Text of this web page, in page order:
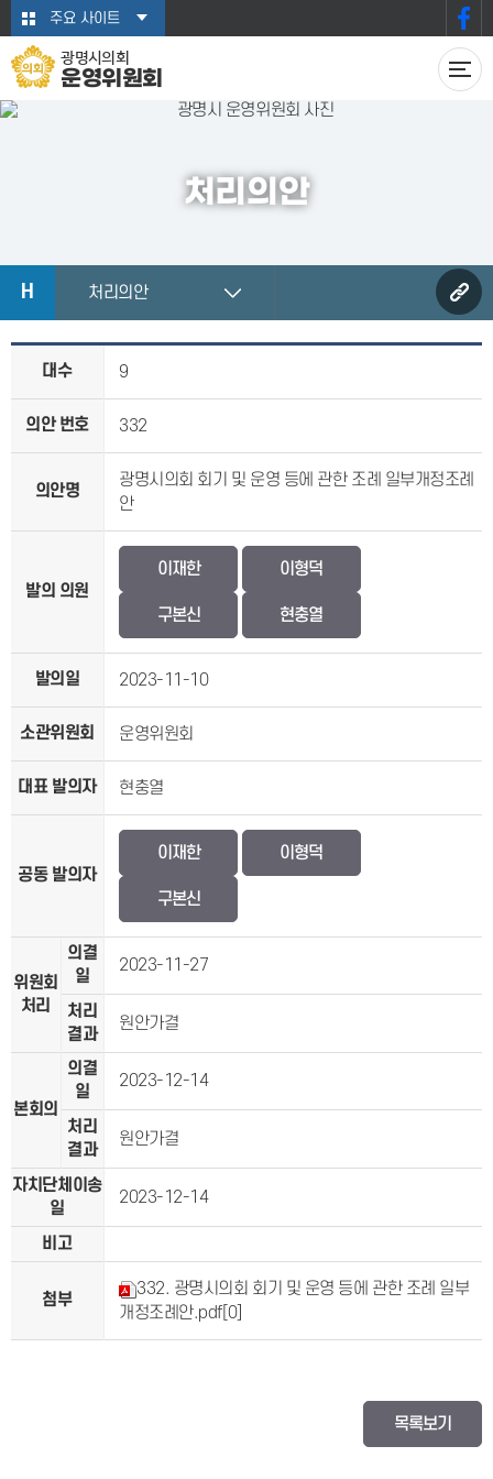
본문바로가기주요 사이트
광명시의회
운영위원회
처리의안
H 처리의안
대수 9
의안 번호 332
의안명
광명시의회 회기 및 운영 등에 관한 조례 일부개정조례
안
발의 의원
이재한 이형덕
구본신 현충열
발의일 2023-11-10
소관위원회 운영위원회
대표 발의자 현충열
공동 발의자
이재한 이형덕
구본신
위원회
처리
의결
일
2023-11-27
처리
결과
원안가결
본회의
의결
일
2023-12-14
처리
결과
원안가결
자치단체이송
일
2023-12-14
비고
첨부
332. 광명시의회 회기 및 운영 등에 관한 조례 일부
개정조례안.pdf[0]
목록보기